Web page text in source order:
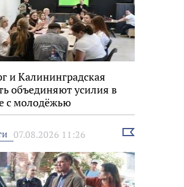
и Калининградская
объединяют усилия в
с молодёжью
07.08.2026 11:26
Выбрать